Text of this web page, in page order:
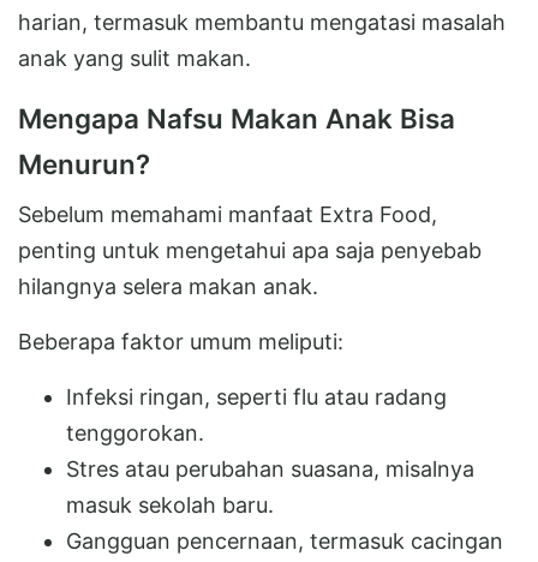
harian, termasuk membantu mengatasi masalah
anak yang sulit makan.
Mengapa Nafsu Makan Anak Bisa
Menurun?
Sebelum memahami manfaat Extra Food,
penting untuk mengetahui apa saja penyebab
hilangnya selera makan anak.
Beberapa faktor umum meliputi:
Infeksi ringan, seperti flu atau radang
tenggorokan.
Stres atau perubahan suasana, misalnya
masuk sekolah baru.
Gangguan pencernaan, termasuk cacingan